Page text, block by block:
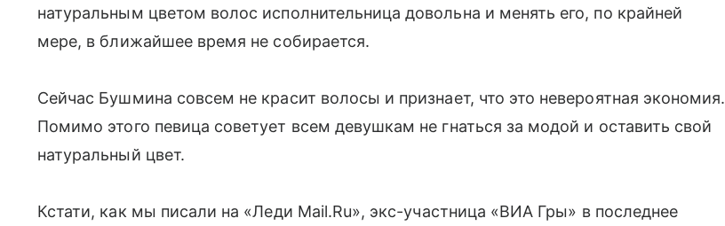
натуральным цветом волос исполнительница довольна и менять его, по крайней
мере, в ближайшее время не собирается.
Сейчас Бушмина совсем не красит волосы и признает, что это невероятная экономия.
Помимо этого певица советует всем девушкам не гнаться за модой и оставить свой
натуральный цвет.
Кстати, как мы писали на «Леди Mail.Ru», экс-участница «ВИА Гры» в последнее